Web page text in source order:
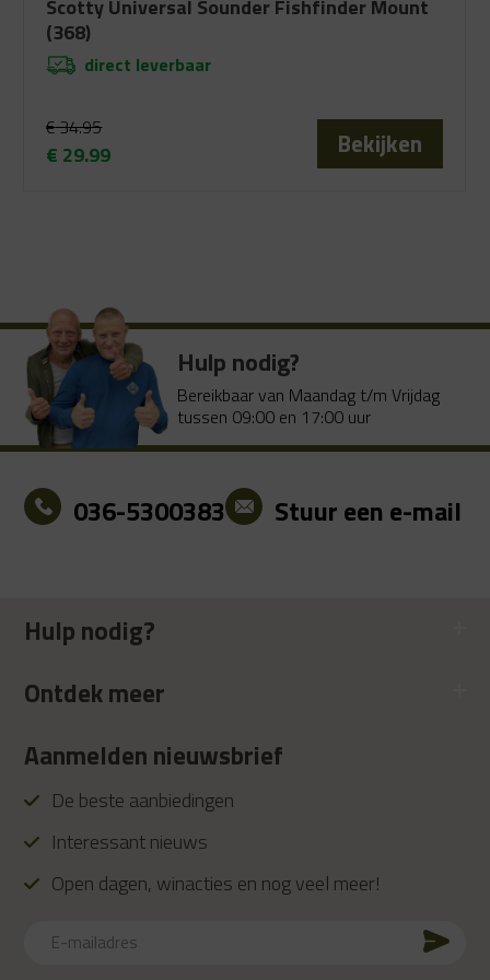
Scotty Universal Sounder Fishfinder Mount
(368)
direct leverbaar
€34.95
€ 29.99
Bekijken
Hulp nodig?
Bereikbaar van Maandag t/m Vrijdag
tussen 09:00 en 17:00 uur
036-5300383 Stuur een e-mail
Hulp nodig?
Ontdek meer
Aanmelden nieuwsbrief
De beste aanbiedingen
Interessant nieuws
Open dagen, winacties en nog veel meer!
mailadres